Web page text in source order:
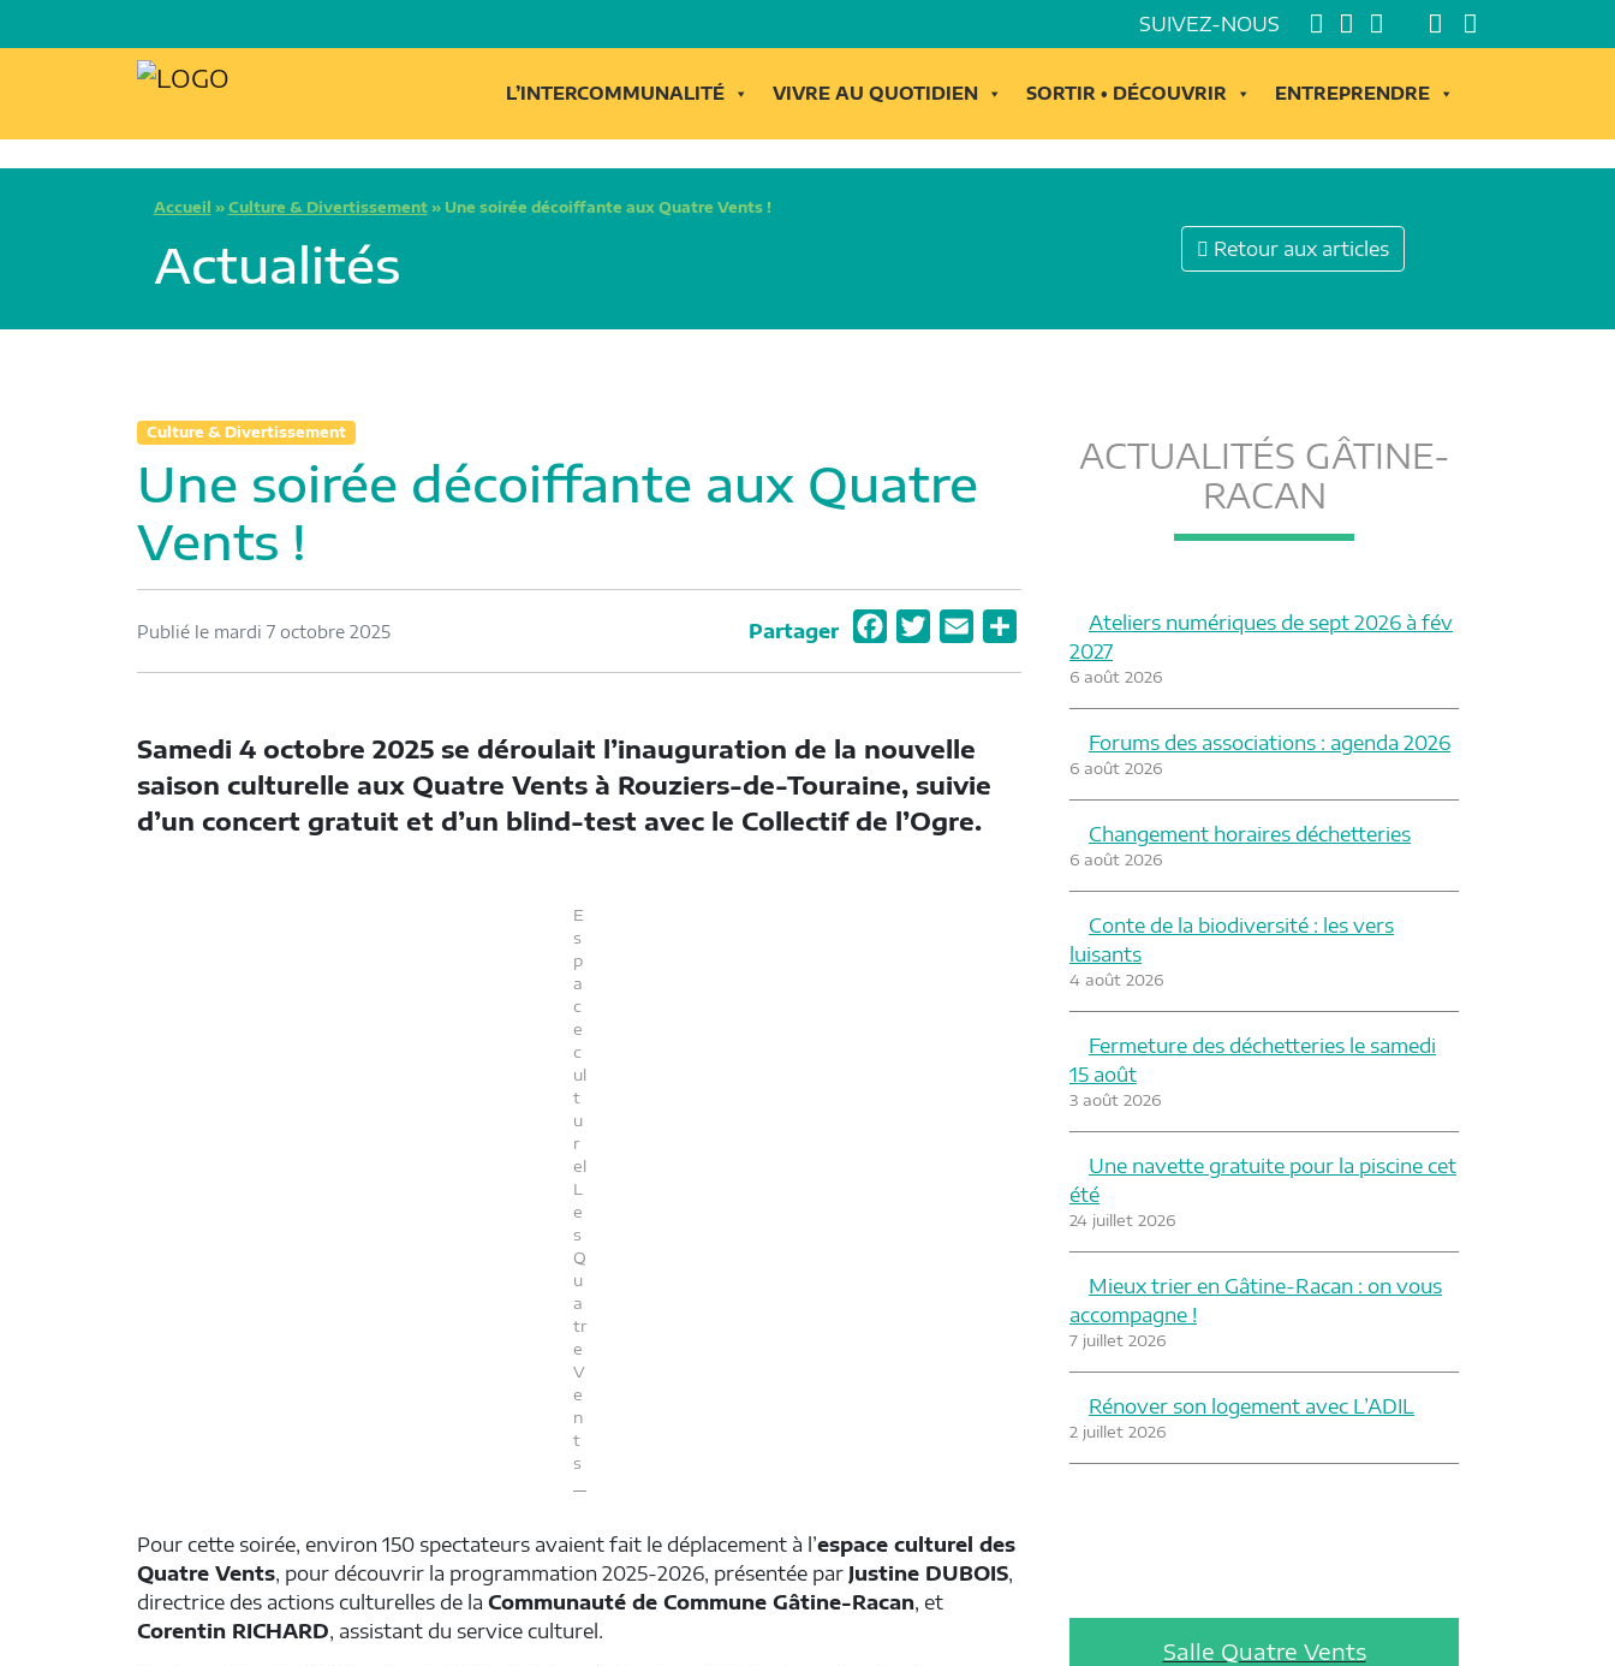
SUIVEZ-NOUS
L’INTERCOMMUNALITÉ VIVRE AU QUOTIDIEN SORTIR • DÉCOUVRIR ENTREPRENDRE
Accueil » Culture & Divertissement» Une soirée décoiffante aux Quatre Vents !
Actualités Retour aux articles
Culture & Divertissement
Une soirée décoiffante aux Quatre
Vents !
Publié le mardi 7 octobre 2025 Partager
b
o
o
t
e
r
l
Samedi 4 octobre 2025 se déroulait l’inauguration de la nouvelle
saison culturelle aux Quatre Vents à Rouziers-de-Touraine, suivie
d’un concert gratuit et d’un blind-test avec le Collectif de l’Ogre.
E
s
p
a
c
e
c
ul
t
u
r
el
L
e
s
Q
u
a
tr
e
V
e
n
t
s
Pour cette soirée, environ 150 spectateurs avaient fait le déplacement à l’espace culturel des
Quatre Vents, pour découvrir la programmation 2025-2026, présentée par Justine DUBOIS,
directrice des actions culturelles de la Communauté de Commune Gâtine-Racan, et
Corentin RICHARD, assistant du service culturel.
ACTUALITÉS GÂTINE-
RACAN
Ateliers numériques de sept 2026 à fév
2027
6 août 2026
Forums des associations : agenda 2026
6 août 2026
Changement horaires déchetteries
6 août 2026
Conte de la biodiversité : les vers
luisants
4 août 2026
Fermeture des déchetteries le samedi
15 août
3 août 2026
Une navette gratuite pour la piscine cet
été
24 juillet 2026
Mieux trier en Gâtine-Racan : on vous
accompagne !
7 juillet 2026
Rénover son logement avec L’ADIL
2 juillet 2026
Salle Quatre Vents